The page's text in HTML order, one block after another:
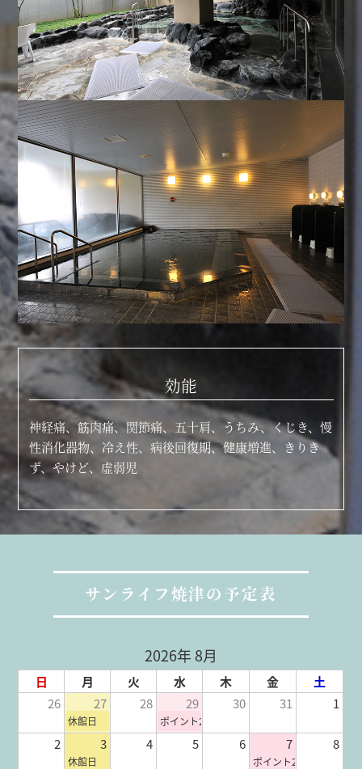
効能
神経痛、筋肉痛、関節痛、五十肩、うちみ、くじき、慢
性消化器物、冷え性、病後回復期、健康増進、きりき
ず、やけど、虚弱児
サンライフ焼津の予定表
2026年 8月
日 月 火 水 木 金
土
26
27 28 29 30 31 1
休館日 ポイント2倍
2 3 4 5 6 7 8
休館日 ポイント2倍